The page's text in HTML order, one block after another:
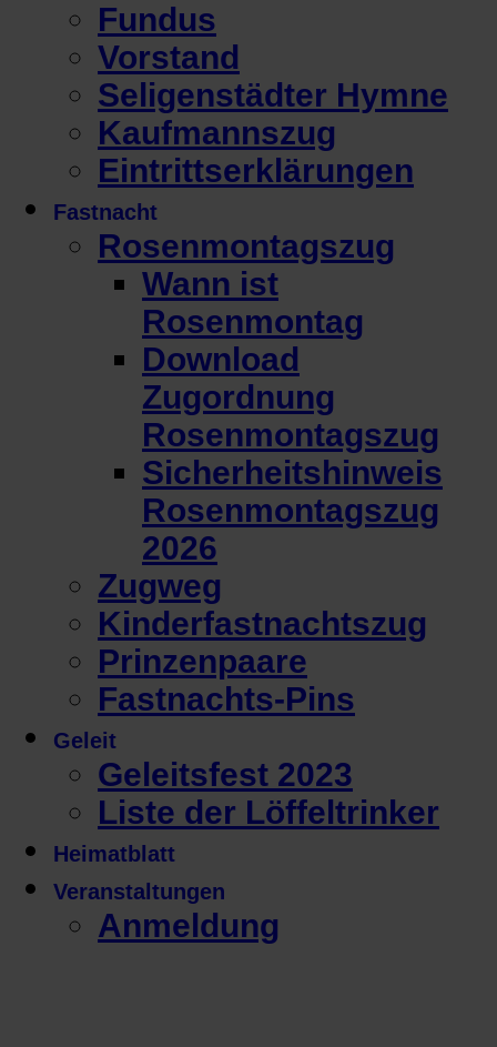
Fundus
Vorstand
Seligenstädter Hymne
Kaufmannszug
Eintrittserklärungen
Fastnacht
Rosenmontagszug
Wann ist
Rosenmontag
Download
Zugordnung
Rosenmontagszug
Sicherheitshinweis
Rosenmontagszug
2026
Zugweg
Kinderfastnachtszug
Prinzenpaare
Fastnachts-Pins
Geleit
Geleitsfest 2023
Liste der Löffeltrinker
Heimatblatt
Veranstaltungen
Anmeldung